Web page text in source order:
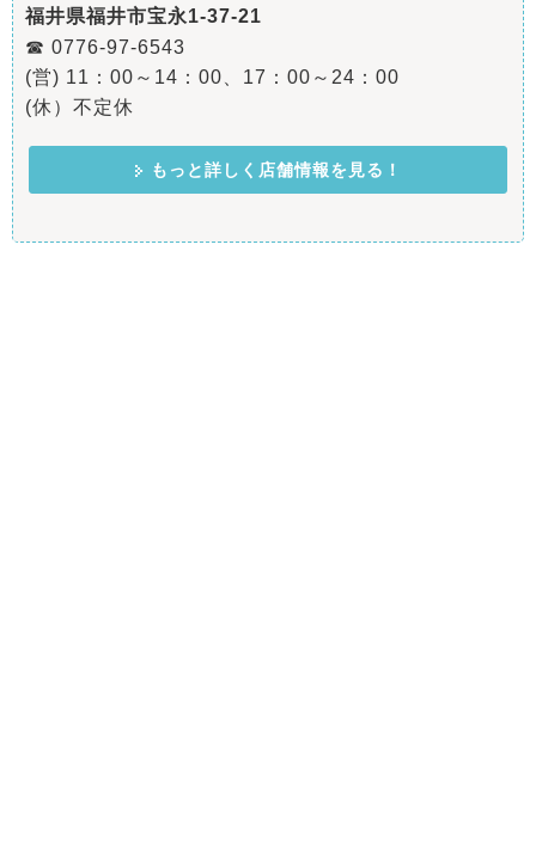
福井県福井市宝永1-37-21
☎ 0776-97-6543
(営) 11：00～14：00、17：00～24：00
(休）不定休
もっと詳しく店舗情報を見る！